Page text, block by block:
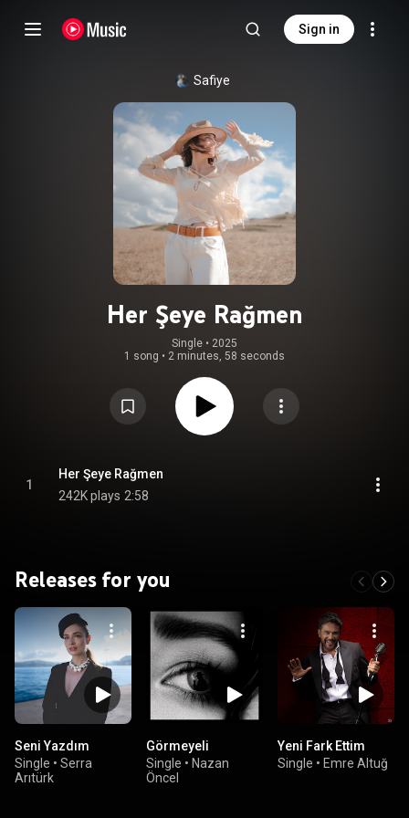
Sign in
Safiye
Her Şeye Rağmen
Single • 2025
1 song • 2 minutes, 58 seconds
1
Her Şeye Rağmen
242K plays 2:58
Releases for you
Seni Yazdım
Single • Serra
Arıtürk
Görmeyeli
Single • Nazan
Öncel
Yeni Fark Ettim
Single • Emre Altuğ